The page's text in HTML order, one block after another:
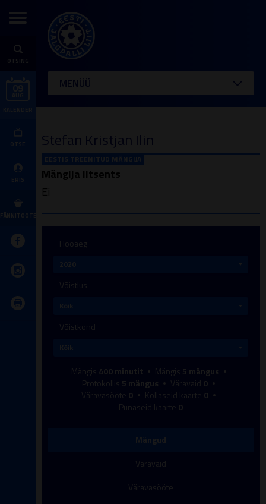
OTSING
OTSE
ERIS
FÄNNITOOTED
MENÜÜ
EESTIS TREENITUD MÄNGIJA
Stefan Kristjan Ilin
Mängija litsents
Ei
Hooaeg
Võistlus
Võistkond
Mängis 400minutit Mängis 5 mängus
Protokollis 5 mängus Väravaid 0
Väravasööte 0 Kollaseid kaarte 0
Punaseid kaarte 0
Mängud
Väravaid
Väravasööte